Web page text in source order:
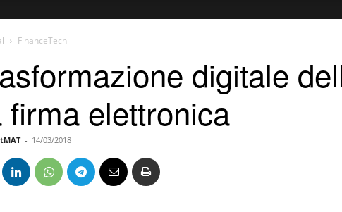
FinanceTech
digitale
firma elettronica
- 14/03/2018